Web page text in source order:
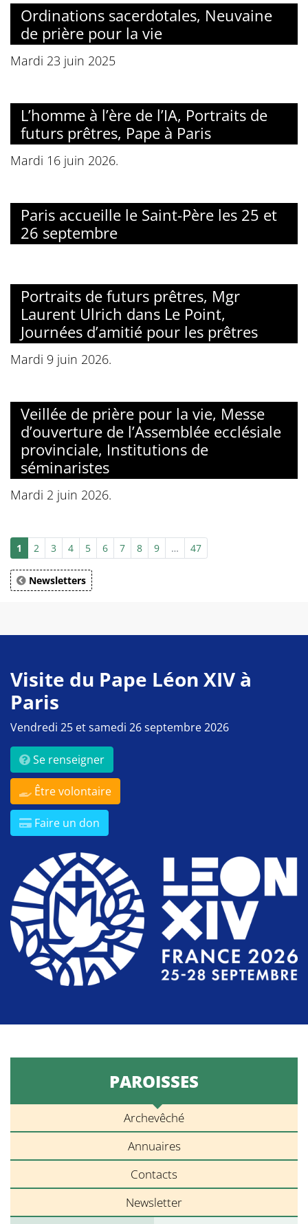
Ordinations sacerdotales, Neuvaine
de prière pour la vie
Mardi 23 juin 2025
L’homme à l’ère de l’IA, Portraits de
futurs prêtres, Pape à Paris
Mardi 16 juin 2026.
Paris accueille le Saint-Père les 25 et
26 septembre
Portraits de futurs prêtres, Mgr
Laurent Ulrich dans Le Point,
Journées d’amitié pour les prêtres
Mardi 9 juin 2026.
Veillée de prière pour la vie, Messe
d’ouverture de l’Assemblée ecclésiale
provinciale, Institutions de
séminaristes
Mardi 2 juin 2026.
1 2 3 4 5 6 7 8 9 … 47
Newsletters
Visite du Pape Léon XIV à
Paris
Vendredi 25 et samedi 26 septembre 2026
Se renseigner
Être volontaire
Faire un don
PAROISSES
Archevêché
Annuaires
Contacts
Newsletter